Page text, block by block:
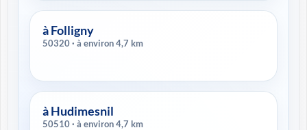
à Folligny
50320 · à environ 4,7 km
à Hudimesnil
50510 · à environ 4,7 km